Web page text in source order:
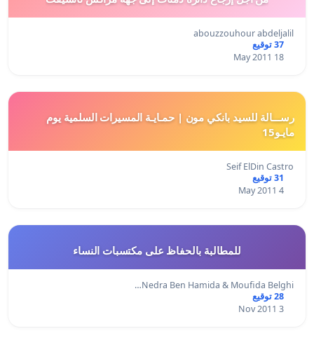
abouzzouhour abdeljalil
37 توقيع
18 May 2011
رســـالة للسيد بانكي مون | حمـايـة المسيرات السلمية يوم
مايـو15
Seif ElDin Castro
31 توقيع
4 May 2011
للمطالبة بالحفاظ على مكتسبات النساء
Nedra Ben Hamida & Moufida Belghi…
28 توقيع
3 Nov 2011